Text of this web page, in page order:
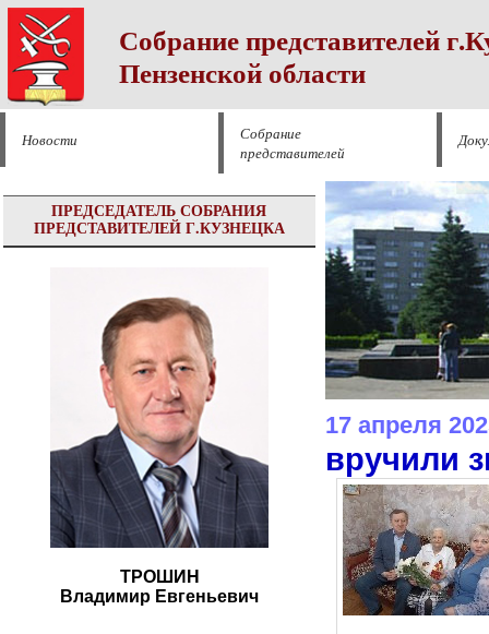
Собрание представителей
Пензенской области
Новости
Собрание
представителей
ПРЕДСЕДАТЕЛЬ СОБРАНИЯ
ПРЕДСТАВИТЕЛЕЙ Г.КУЗНЕЦКА
ТРОШИН
Владимир Евгеньевич
17 апреля
вручили